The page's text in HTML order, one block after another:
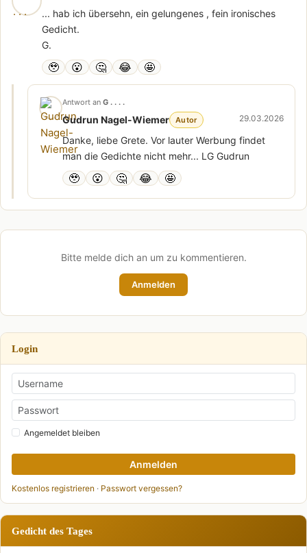
... hab ich übersehn, ein gelungenes , fein ironisches
Gedicht.
G.
🥹 😮 🤔 😂 🤩
Antwort an G . . . .
Gudrun Nagel-Wiemer Autor 29.03.2026
Danke, liebe Grete. Vor lauter Werbung findet
man die Gedichte nicht mehr... LG Gudrun
🥹 😮 🤔 😂 🤩
Bitte melde dich an um zu kommentieren.
Anmelden
Login
Angemeldet bleiben
Anmelden
Kostenlos registrieren · Passwort vergessen?
Gedicht des Tages